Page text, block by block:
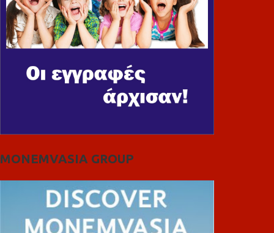
MONEMVASIA GROUP